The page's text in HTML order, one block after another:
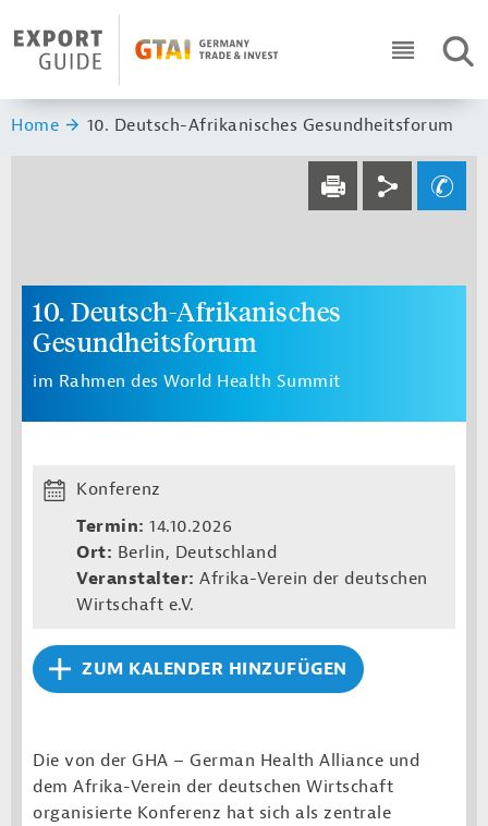
Header Logo
ICON
Sie sind hier:
Home 10. Deutsch-Afrikanisches Gesundheitsforum
Service navi
DRUCKEN
Social navi
Ihre Frage an
10. Deutsch-Afrikanisches
Gesundheitsforum
im Rahmen des World Health Summit
Konferenz
Termin: 14.10.2026
Ort: Berlin, Deutschland
Veranstalter: Afrika-Verein der deutschen
Wirtschaft e.V.
ZUM KALENDER HINZUFÜGEN
Die von der GHA – German Health Alliance und
dem Afrika-Verein der deutschen Wirtschaft
organisierte Konferenz hat sich als zentrale